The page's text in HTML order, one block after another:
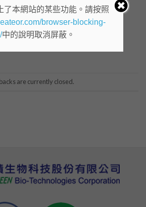
are currently closed.
了本網站的某些功能。請按照
browser-blocking-
中的說明取消屏蔽。